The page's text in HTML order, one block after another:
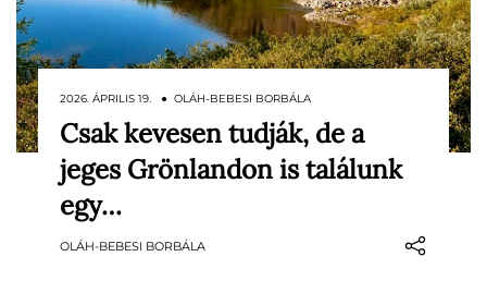
Grönland – angolul Greenland, vagyis szó
szerint „zöld föld” – neve elsőre nehezen
egyeztethető össze a valósággal, hiszen a
sziget mintegy 80 százalékát jég borítja. A
név részben tudatos választás lehetett: a
2026. ÁPRILIS 19. ● OLÁH-BEBESI BORBÁLA
Csak kevesen tudják, de a
jeges Grönlandon is találunk
egy…
OLÁH-BEBESI BORBÁLA